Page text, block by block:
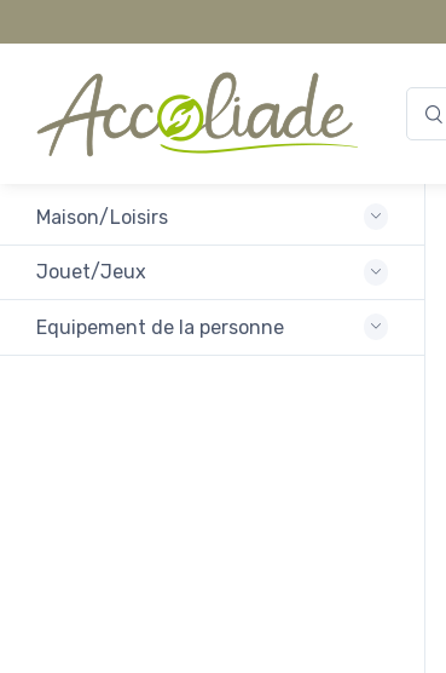
Maison/Loisirs
Jouet/Jeux
Equipement de la personne